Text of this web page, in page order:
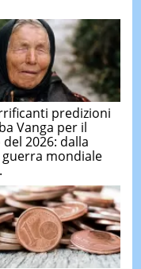
predizioni
Vanga per il
2026: dalla
mondiale